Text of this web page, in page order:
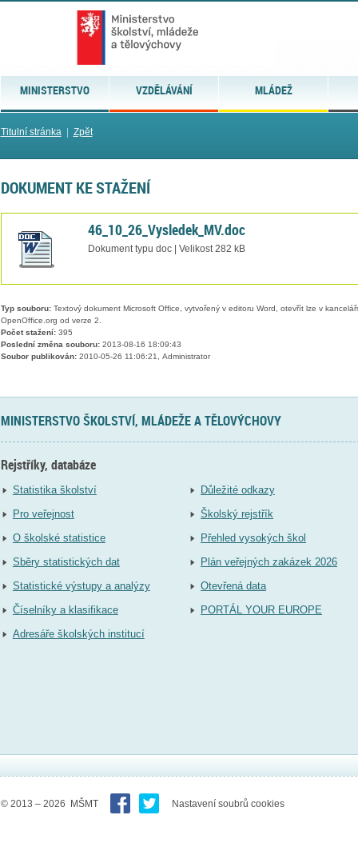
MINISTERSTVO VZDĚLÁVÁNÍ MLÁDEŽ
Titulní stránka| Zpět
DOKUMENT KE STAŽENÍ
46_10_26_Vysledek_MV.doc
Dokument typu doc | Velikost 282 kB
Typ souboru:Textový dokument Microsoft Office, vytvořený v editoru Word, otevřít lze v
OpenOffice.org od verze 2.
Počet stažení:395
Poslední změna souboru:2013-08-16 18:09:43
Soubor publikován:2010-05-26 11:06:21, Administrator
MINISTERSTVO ŠKOLSTVÍ, MLÁDEŽE A TĚLOVÝCHOVY
Rejstříky, databáze
Statistika školství
Pro veřejnost
O školské statistice
Sběry statistických dat
Statistické výstupy a analýzy
Číselníky a klasifikace
Adresáře školských institucí
Důležité odkazy
Školský rejstřík
Přehled vysokých škol
Plán veřejných zakázek 2026
Otevřená data
PORTÁL YOUR EUROPE
© 2013 – 2026 MŠMT Nastavení soubrů cookies